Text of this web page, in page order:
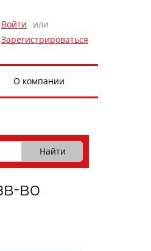
Войти
или
Зарегистрироваться
О компании
во